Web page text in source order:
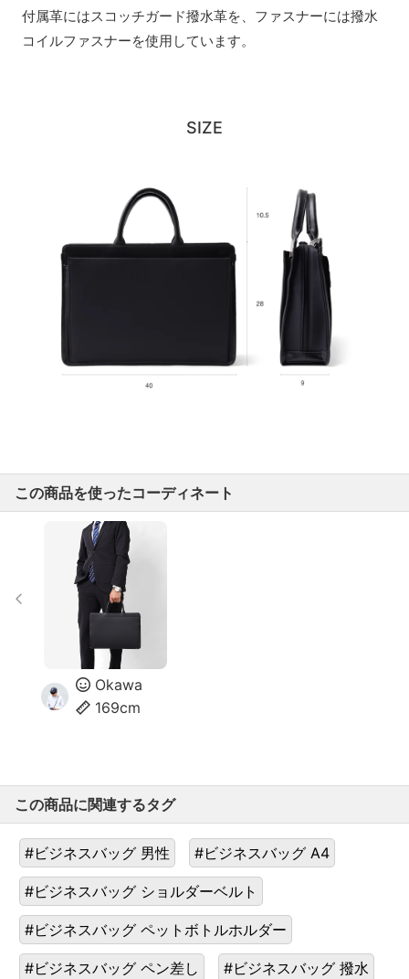
付属革にはスコッチガード撥水革を、ファスナーには撥水
コイルファスナーを使用しています。
SIZE
この商品を使ったコーディネート
Okawa
169cm
この商品に関連するタグ
#ビジネスバッグ 男性 #ビジネスバッグ A4
#ビジネスバッグ ショルダーベルト
#ビジネスバッグ ペットボトルホルダー
#ビジネスバッグ ペン差し #ビジネスバッグ 撥水